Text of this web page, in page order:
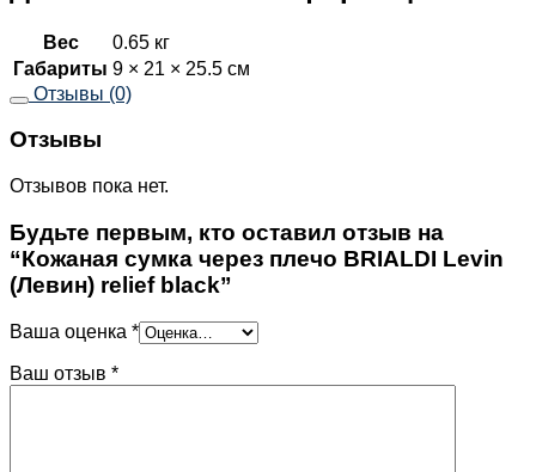
Вес
0.65 кг
Габариты 9 × 21 × 25.5 см
Отзывы (0)
Отзывы
Отзывов пока нет.
Будьте первым, кто оставил отзыв на
“Кожаная сумка через плечо BRIALDI Levin
(Левин) relief black”
Ваша оценка *
Ваш отзыв *